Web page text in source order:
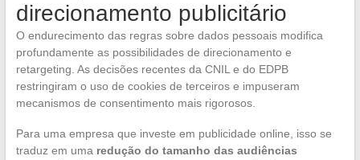
direcionamento publicitário
O endurecimento das regras sobre dados pessoais modifica
profundamente as possibilidades de direcionamento e
retargeting. As decisões recentes da CNIL e do EDPB
restringiram o uso de cookies de terceiros e impuseram
mecanismos de consentimento mais rigorosos.
Para uma empresa que investe em publicidade online, isso se
traduz em uma redução do tamanho das audiências